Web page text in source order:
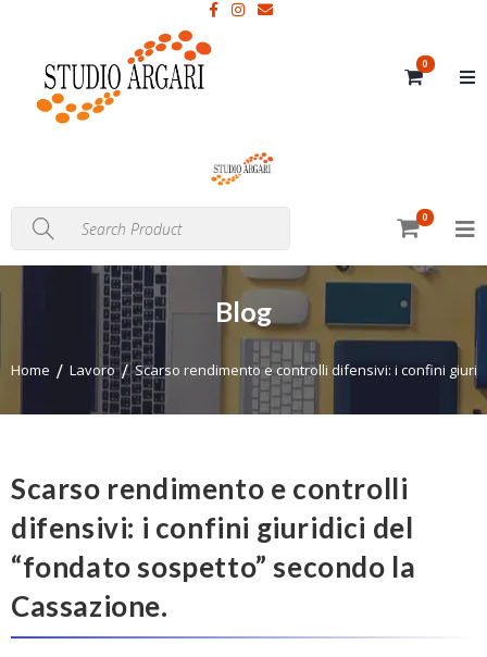
0
0
Blog
Home Lavoro Scarso rendimento e controlli difensivi: i confini
Scarso rendimento e controlli
difensivi: i confini giuridici del
“fondato sospetto” secondo la
Cassazione.